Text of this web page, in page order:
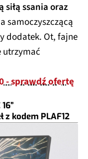
ssania oraz
samoczyszczącą
dodatek. Ot, fajne
utrzymać
- sprawdź ofertę
z kodem PLAF12